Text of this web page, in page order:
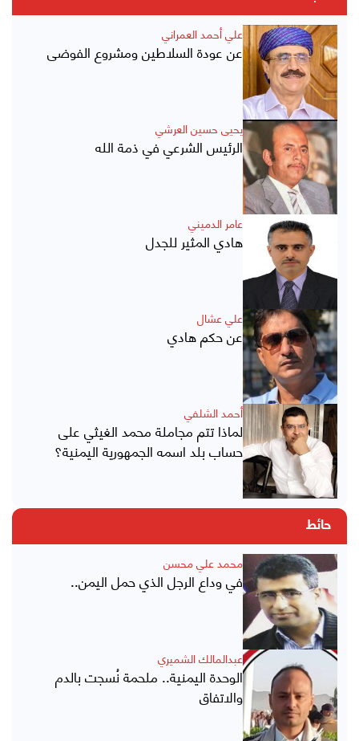
علي أحمد العمراني
عن عودة السلاطين ومشروع الفوضى
يحيى حسين العرشي
الرئيس الشرعي في ذمة الله
عامر الدميني
هادي المثير للجدل
علي عشال
عن حكم هادي
أحمد الشلفي
لماذا تتم مجاملة محمد الغيثي على
حساب بلد اسمه الجمهورية اليمنية؟
حائط
محمد علي محسن
في وداع الرجل الذي حمل اليمن..
عبدالمالك الشميري
الوحدة اليمنية.. ملحمة نُسجت بالدم
والاتفاق